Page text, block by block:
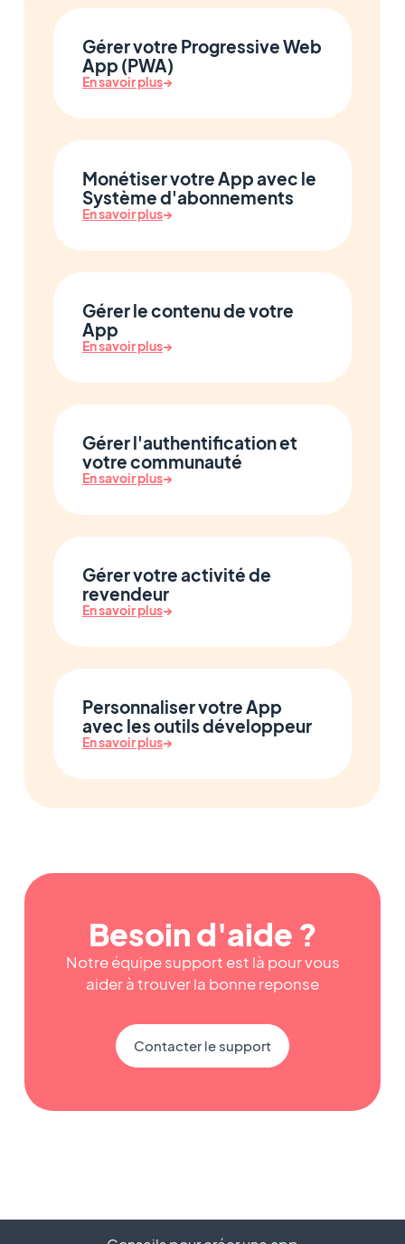
Gérer votre Progressive Web
App (PWA)
En savoir plus→
Monétiser votre App avec le
Système d'abonnements
En savoir plus→
Gérer le contenu de votre
App
En savoir plus→
Gérer l'authentification et
votre communauté
En savoir plus→
Gérer votre activité de
revendeur
En savoir plus→
Personnaliser votre App
avec les outils développeur
En savoir plus→
Besoin d'aide ?
Notre équipe support est là pour vous
aider à trouver la bonne reponse
Contacter le support